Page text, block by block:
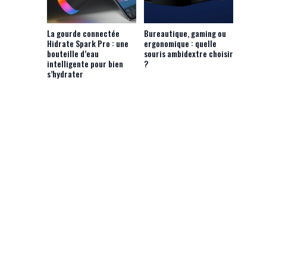
La gourde connectée
Hidrate Spark Pro : une
bouteille d’eau
intelligente pour bien
s’hydrater
Bureautique, gaming ou
ergonomique : quelle
souris ambidextre choisir
?